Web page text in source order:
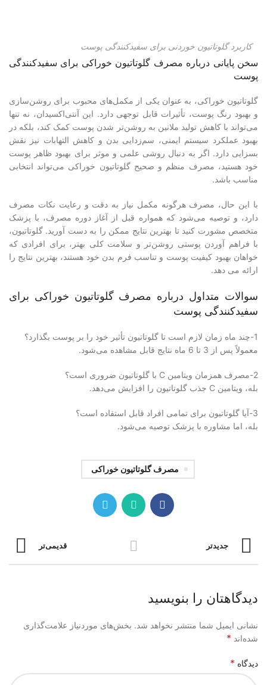
کاربرد گلوتاتیون خوردنی برای‌ سفیدکنندگی پوست‌
سخن پایانی درباره مصرف گلوتاتیون خوراکی برای سفیدکنندگی
پوست
گلوتاتیون خوراکی، به عنوان یکی از مکمل‌های محبوب برای روشن‌سازی
و بهبود رنگ پوست، تأثیرات قابل توجهی دارد. این آنتی‌اکسیدان، نه تنها
می‌تواند با کاهش تولید ملانین به روشن‌تر شدن پوست کمک کند، بلکه در
بهبود عملکرد سیستم ایمنی، سم‌زدایی بدن و کاهش التهابات نیز نقش
بسزایی دارد. اگر به دنبال روشی علمی و موثر برای بهبود ظاهر پوست
خود هستید، مصرف منظم و صحیح گلوتاتیون خوراکی می‌تواند انتخابی
مناسب باشد.
با این حال، مصرف هرگونه مکمل نیاز به دقت و رعایت نکات مصرف
دارد، و توصیه می‌شود که همواره قبل از آغاز دوره مصرف، با پزشک
متخصص مشورت کنید تا بهترین نتایج ممکن را به دست آورید. گلوتاتیون،
با فراهم آوردن پوستی روشن‌تر و سلامت کلی بهتر، برای افرادی که
خواهان بهبود کیفیت پوست و تناسب فرم بدن خود هستند، بهترین نتایج را
ارائه می دهد.
سوالات متداول درباره مصرف گلوتاتیون خوراکی برای
سفیدکنندگی پوست
1-چند ماه زمان لازم است تا گلوتاتیون تأثیر خود را بر پوست بگذارد؟
معمولاً پس از 3 تا 6 ماه نتایج قابل مشاهده می‌شود.
2-مصرف همزمان ویتامین C با گلوتاتیون ضروری است؟
بله، ویتامین C جذب گلوتاتیون را افزایش می‌دهد.
3-آیا گلوتاتیون برای تمامی افراد قابل استفاده است؟
بله، اما مشاوره با پزشک توصیه می‌شود.
مصرف گلوتاتیون خوراکی
جدیدتر قدیمی‌تر
دیدگاهتان را بنویسید
نشانی ایمیل شما منتشر نخواهد شد. بخش‌های موردنیاز علامت‌گذاری
شده‌اند *
دیدگاه *